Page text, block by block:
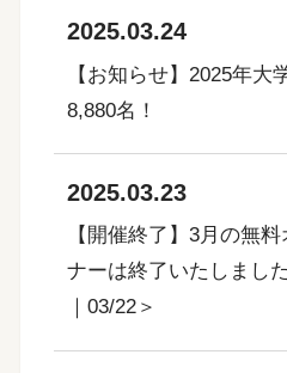
2025.03.24
【お知らせ】2025年大
8,880名！
2025.03.23
【開催終了】3月の無
ナーは終了いたしまし
｜03/22＞